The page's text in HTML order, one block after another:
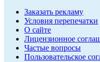
Заказать рекламу
Условия перепечатки
О сайте
Лицензионное
Частые вопросы
Пользовательское